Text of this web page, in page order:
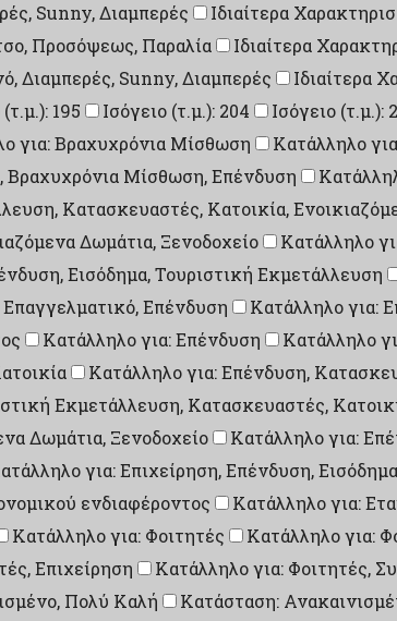
Sunny, Διαμπερές
Ιδιαίτερα
Προσόψεως, Παραλία Ιδιαίτερα
Διαμπερές, Sunny, Διαμπερές
Ιδιαίτερα
195 Ισόγειο (τ.μ.): 204 Ισόγειο (τ.μ.):
για: Βραχυχρόνια Μίσθωση Κατάλληλο
Βραχυχρόνια Μίσθωση, Επένδυση
Κατασκευαστές, Κατοικία,
Δωμάτια, Ξενοδοχείο
Κατάλληλο
Εισόδημα, Τουριστική Εκμετάλλευση
Επένδυση Κατάλληλο για:
Κατάλληλο για: Επένδυση Κατάλληλο
Κατάλληλο για: Επένδυση,
Εκμετάλλευση, Κατασκευαστές,
Δωμάτια, Ξενοδοχείο
Κατάλληλο για:
για: Επιχείρηση, Επένδυση, Εισόδημα
ενδιαφέροντος
Κατάλληλο για:
Κατάλληλο για: Φοιτητές Κατάλληλο για:
Επιχείρηση Κατάλληλο για: Φοιτητές,
Πολύ Καλή Κατάσταση: